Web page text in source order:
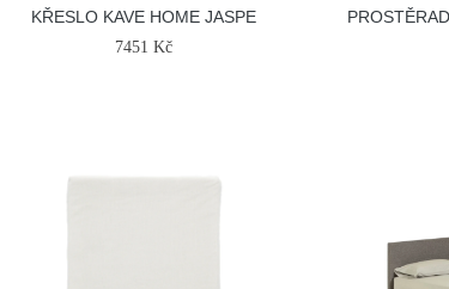
KŘESLO KAVE HOME JASPE
7451 Kč